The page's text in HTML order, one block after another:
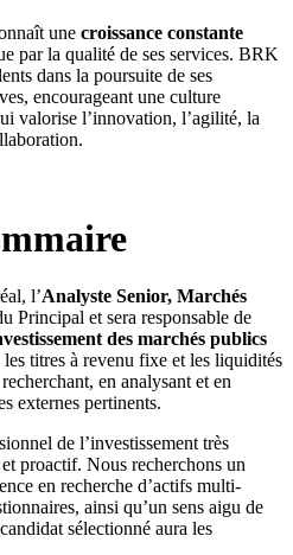
une croissance constante
par la qualité de ses services. BRK
dans la poursuite de ses
encourageant une culture
valorise l’innovation, l’agilité, la
l’Analyste Senior, Marchés
Principal et sera responsable de
des marchés publics
titres à revenu fixe et les liquidités
en analysant et en
externes pertinents.
de l’investissement très
proactif. Nous recherchons un
en recherche d’actifs multi-
ainsi qu’un sens aigu de
sélectionné aura les